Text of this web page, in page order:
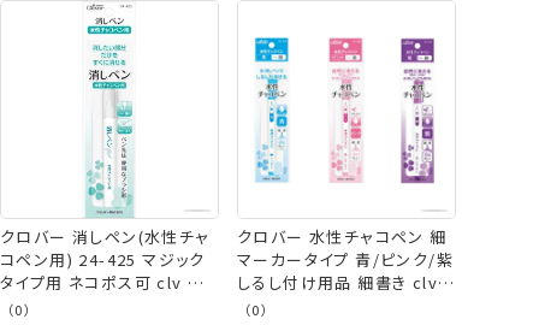
クロバー 消しペン(水性チャ
コペン用) 24-425 マジック
タイプ用 ネコポス可 clv 手
芸の山久
（0）
クロバー 水性チャコペン 細
マーカータイプ 青/ピンク/紫
しるし付け用品 細書き clv
ネコポス可 手芸の山久
（0）